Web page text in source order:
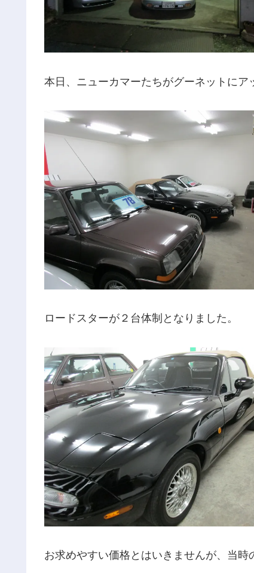
本日、ニューカマーたちがグーネットにア
ロードスターが２台体制となりました。
お求めやすい価格とはいきませんが、当時